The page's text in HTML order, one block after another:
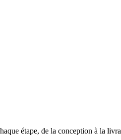
étape, de la conception à la